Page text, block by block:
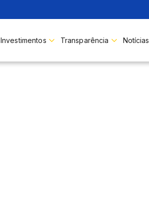
Investimentos Transparência Notícias